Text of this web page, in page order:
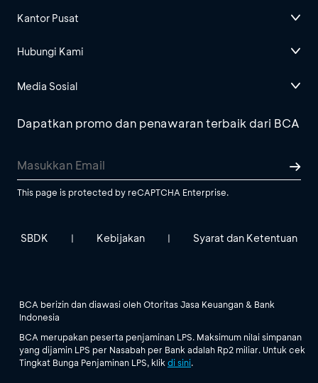
Kantor Pusat
Hubungi Kami
Media Sosial
Dapatkan promo dan penawaran terbaik dari BCA
This page is protected by reCAPTCHA Enterprise.
SBDK | Kebijakan | Syarat dan Ketentuan
BCA berizin dan diawasi oleh Otoritas Jasa Keuangan & Bank
Indonesia
BCA merupakan peserta penjaminan LPS. Maksimum nilai simpanan
yang dijamin LPS per Nasabah per Bank adalah Rp2 miliar. Untuk cek
Tingkat Bunga Penjaminan LPS, klik di sini.